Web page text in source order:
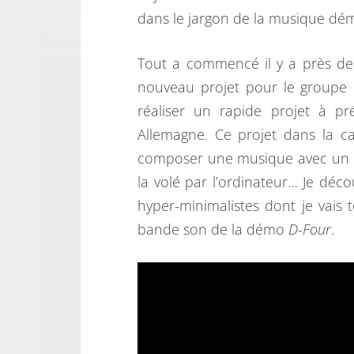
dans le jargon de la musique
Tout a commencé il y a près
nouveau projet pour le groupe
réaliser un rapide projet à
Allemagne. Ce projet dans la
composer une musique avec
la volé par l’ordinateur… Je
hyper-minimalistes dont je
bande son de la démo D-Four.